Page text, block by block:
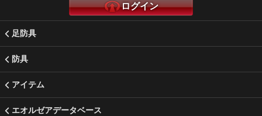
ログイン
足防具
防具
アイテム
エオルゼアデータベース